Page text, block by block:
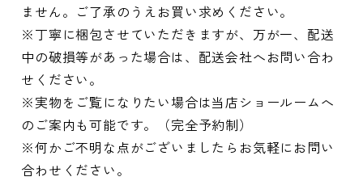
ません。ご了承のうえお買い求めください。
※丁寧に梱包させていただきますが、万が一、配送
中の破損等があった場合は、配送会社へお問い合わ
せください。
※実物をご覧になりたい場合は当店ショールームへ
のご案内も可能です。（完全予約制）
※何かご不明な点がございましたらお気軽にお問い
合わせください。